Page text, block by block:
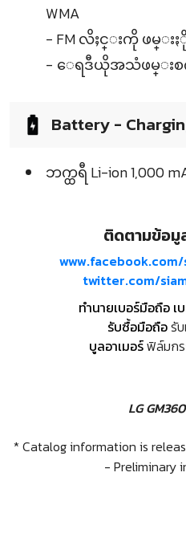
WMA
- FM လိႈင္းကို ဖမ္း
- ေရဒီယိုအသံဖမ္း
Battery -
ဘက္ထရီ Li-ion 1,000
ติดตามข้อมู
twitter.com/
ทำนายเบอร์มือถือ เ
รับซื้อมือถือรั
บูลอาเมอร์ฟิล์มก
LG
* Catalog information is
- Preliminary